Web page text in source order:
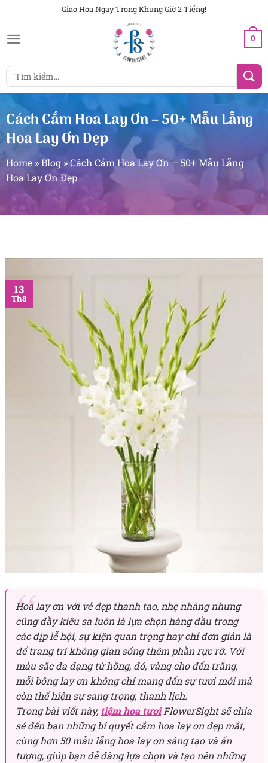
nội
Giao Hoa Ngay Trong Khung Giờ 2 Tiếng!
0
Tìm
kiếm:
Cách Cắm Hoa Lay Ơn – 50+ Mẫu Lẵng
Hoa Lay Ơn Đẹp
Home »Blog »Cách Cắm Hoa Lay Ơn – 50+ Mẫu Lẵng
Hoa Lay Ơn Đẹp
13
Th8
Hoa lay ơn với vẻ đẹp thanh tao, nhẹ nhàng nhưng
cũng đầy kiêu sa luôn là lựa chọn hàng đầu trong
các dịp lễ hội, sự kiện quan trọng hay chỉ đơn giản là
để trang trí không gian sống thêm phần rực rỡ. Với
màu sắc đa dạng từ hồng, đỏ, vàng cho đến trắng,
mỗi bông lay ơn không chỉ mang đến sự tươi mới mà
còn thể hiện sự sang trọng, thanh lịch.
Trong bài viết này, tiệm hoa tươiFlowerSight sẽ chia
sẻ đến bạn những bí quyết cắm hoa lay ơn đẹp mắt,
cùng hơn 50 mẫu lẵng hoa lay ơn sáng tạo và ấn
tượng, giúp bạn dễ dàng lựa chọn và tạo nên những